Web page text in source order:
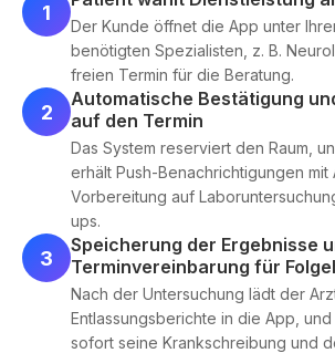
1
Der Kunde öffnet die App unter
benötigten Spezialisten, z. B.
freien Termin für die Beratung.
2
Automatische Bestätigung
auf den Termin
Das System reserviert den Raum,
erhält Push-Benachrichtigungen
Vorbereitung auf
ups.
3
Speicherung der Ergebnisse
Terminvereinbarung für
Nach der Untersuchung lädt der
Entlassungsberichte in die App,
sofort seine Krankschreibung und